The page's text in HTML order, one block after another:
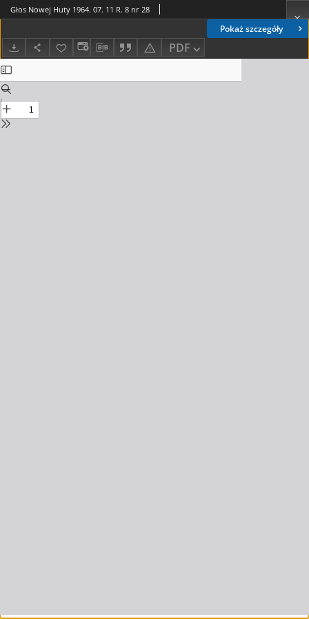
Pokaż szczegóły
PDF
Głos Nowej Huty 1964. 07. 11 R. 8 nr 28